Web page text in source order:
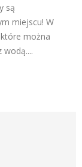
są
miejscu! W
można